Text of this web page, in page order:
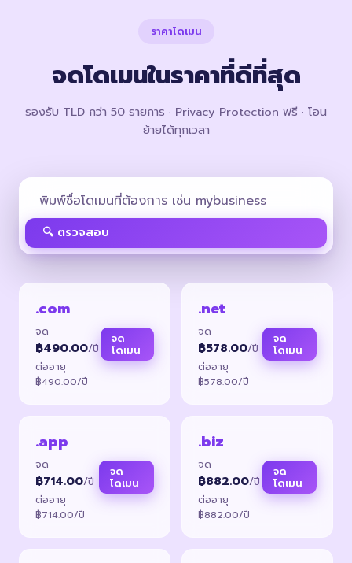
ราคาโดเมน
จดโดเมนในราคาที่ดีที่สุด
รองรับ TLD กว่า 50 รายการ · Privacy Protection ฟรี · โอน
ย้ายได้ทุกเวลา
🔍 ตรวจสอบ
.com
จด
฿490.00/ปี
ต่ออายุ
฿490.00/ปี
จด
โดเมน
.net
จด
฿578.00/ปี
ต่ออายุ
฿578.00/ปี
จด
โดเมน
.app
จด
฿714.00/ปี
ต่ออายุ
฿714.00/ปี
จด
โดเมน
.biz
จด
฿882.00/ปี
ต่ออายุ
฿882.00/ปี
จด
โดเมน